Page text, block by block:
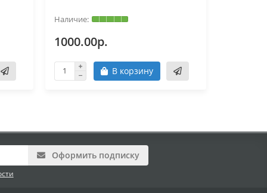
1000.00р.
В корзину
Оформить подписку